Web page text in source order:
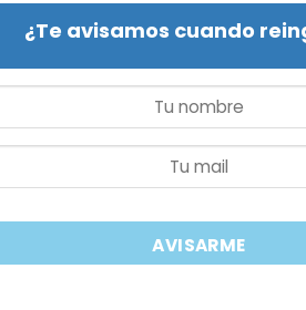
¿Te avisamos cuando
AVISARME